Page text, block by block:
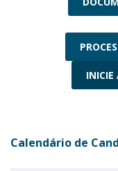
Calendário de